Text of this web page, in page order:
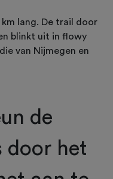
km lang. De trail door
blinkt uit in flowy
van Nijmegen en
de
door het